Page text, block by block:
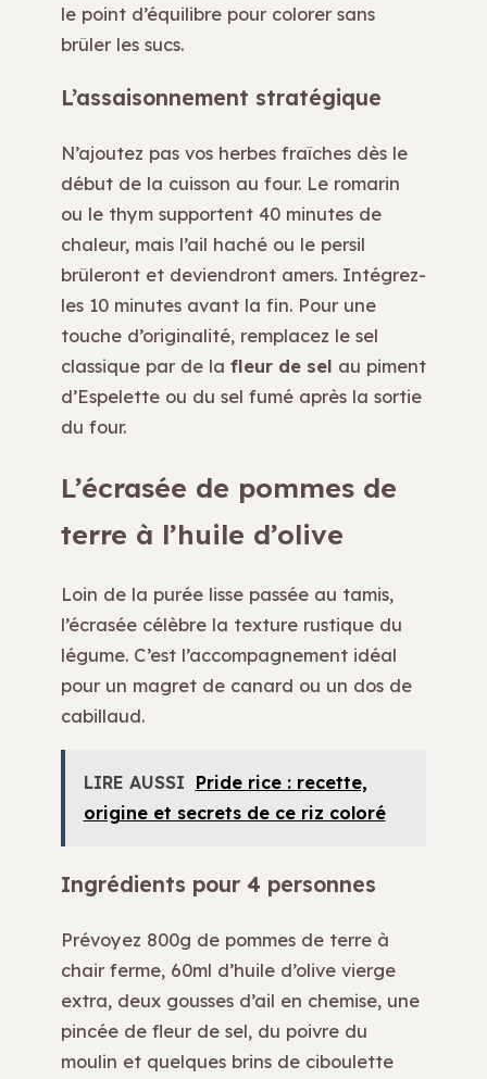
le point d’équilibre pour colorer sans
brûler les sucs.
L’assaisonnement stratégique
N’ajoutez pas vos herbes fraîches dès le
début de la cuisson au four. Le romarin
ou le thym supportent 40 minutes de
chaleur, mais l’ail haché ou le persil
brûleront et deviendront amers. Intégrez-
les 10 minutes avant la fin. Pour une
touche d’originalité, remplacez le sel
classique par de la fleur de sel au piment
d’Espelette ou du sel fumé après la sortie
du four.
L’écrasée de pommes de
terre à l’huile d’olive
Loin de la purée lisse passée au tamis,
l’écrasée célèbre la texture rustique du
légume. C’est l’accompagnement idéal
pour un magret de canard ou un dos de
cabillaud.
LIRE AUSSI Pride rice : recette,
origine et secrets de ce riz coloré
Ingrédients pour 4 personnes
Prévoyez 800g de pommes de terre à
chair ferme, 60ml d’huile d’olive vierge
extra, deux gousses d’ail en chemise, une
pincée de fleur de sel, du poivre du
moulin et quelques brins de ciboulette